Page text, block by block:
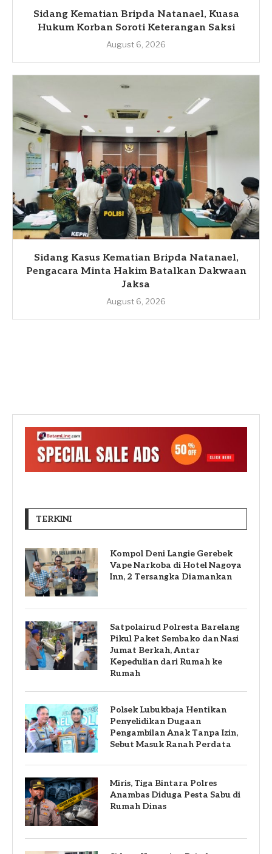
Sidang Kematian Bripda Natanael, Kuasa
Hukum Korban Soroti Keterangan Saksi
August 6, 2026
Sidang Kasus Kematian Bripda Natanael,
Pengacara Minta Hakim Batalkan Dakwaan
Jaksa
August 6, 2026
TERKINI
Kompol Deni Langie Gerebek
Vape Narkoba di Hotel Nagoya
Inn, 2 Tersangka Diamankan
Satpolairud Polresta Barelang
Pikul Paket Sembako dan Nasi
Jumat Berkah, Antar
Kepedulian dari Rumah ke
Rumah
Polsek Lubukbaja Hentikan
Penyelidikan Dugaan
Pengambilan Anak Tanpa Izin,
Sebut Masuk Ranah Perdata
Miris, Tiga Bintara Polres
Anambas Diduga Pesta Sabu di
Rumah Dinas